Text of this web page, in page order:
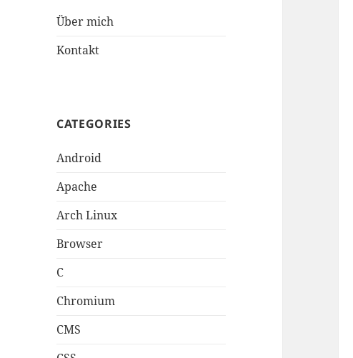
Über mich
Kontakt
CATEGORIES
Android
Apache
Arch Linux
Browser
C
Chromium
CMS